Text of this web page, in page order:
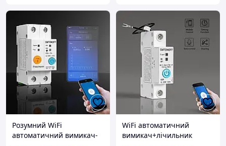
Розумний WiFi
автоматичний вимикач-
WiFi автоматичний
вимикач+лічильник